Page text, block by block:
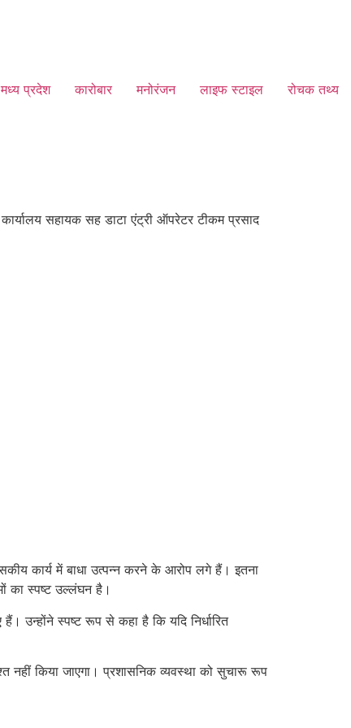
मध्य प्रदेश कारोबार मनोरंजन लाइफ स्टाइल रोचक तथ्य
सहायक सह डाटा एंट्री ऑपरेटर टीकम प्रसाद
कार्य में बाधा उत्पन्न करने के आरोप लगे हैं। इतना
का स्पष्ट उल्लंघन है।
उन्होंने स्पष्ट रूप से कहा है कि यदि निर्धारित
नहीं किया जाएगा। प्रशासनिक व्यवस्था को सुचारू रूप